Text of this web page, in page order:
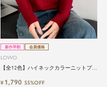
新作早割 会員価格
LOWO
【全12色】ハイネックカラーニットプル
¥ 1,790 55%OFF